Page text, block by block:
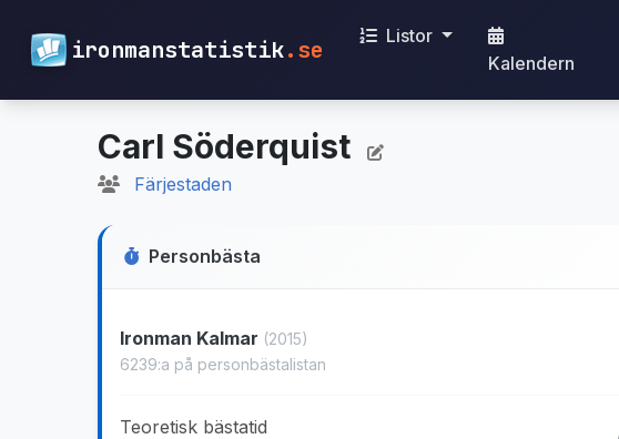
ironmanstatistik.se
Listor
Kalendern
Carl Söderquist
Färjestaden
Personbästa
Ironman Kalmar (2015)
6239:a på personbästalistan
Teoretisk bästatid